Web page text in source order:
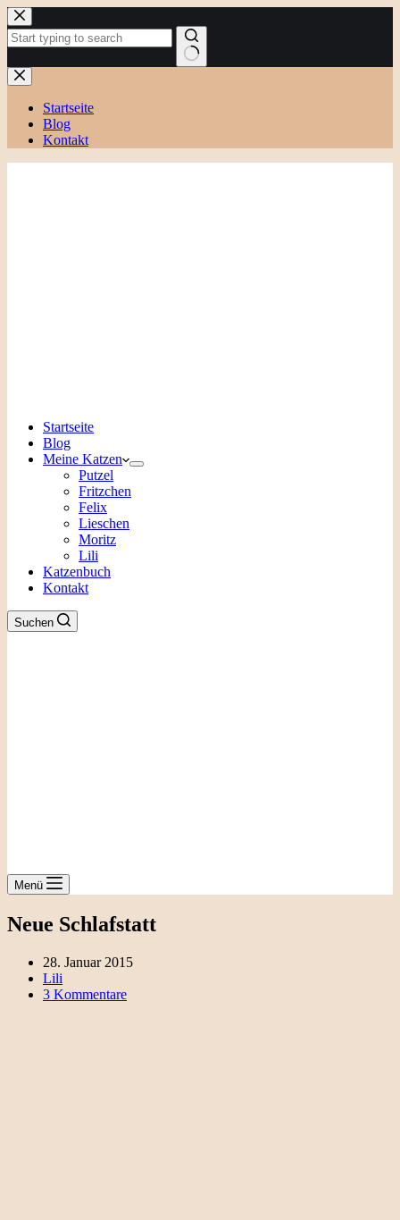
Zum
Inhalt
springen
Keine
Ergebnisse
Startseite
Blog
Kontakt
Startseite
Blog
Meine Katzen
Putzel
Fritzchen
Felix
Lieschen
Moritz
Lili
Katzenbuch
Kontakt
Suchen
Menü
Neue Schlafstatt
28. Januar 2015
Lili
3 Kommentare